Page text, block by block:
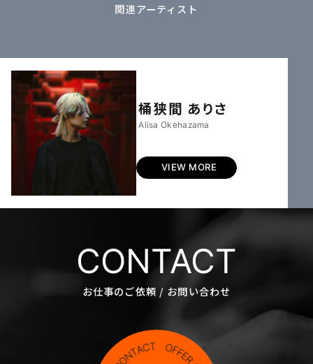
関連アーティスト
桶狭間 ありさ
Alisa Okehazama
VIEW MORE
CONTACT
お仕事のご依頼 / お問い合わせ